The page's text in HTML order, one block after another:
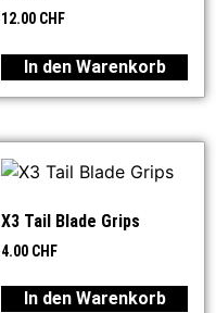
12.00 CHF
In den Warenkorb
X3 Tail Blade Grips
4.00 CHF
In den Warenkorb